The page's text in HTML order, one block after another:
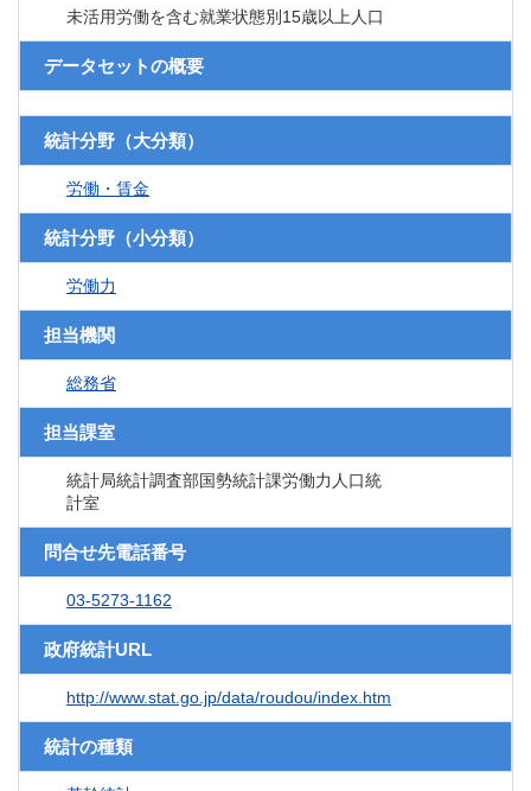
未活用労働を含む就業状態別15歳以上人口
データセットの概要
統計分野（大分類）
労働・賃金
統計分野（小分類）
労働力
担当機関
総務省
担当課室
統計局統計調査部国勢統計課労働力人口統
計室
問合せ先電話番号
03-5273-1162
政府統計URL
http://www.stat.go.jp/data/roudou/index.htm
統計の種類